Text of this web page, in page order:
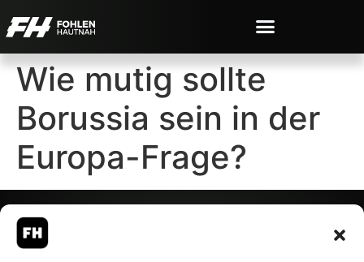
Wie mutig sollte
Borussia sein in der
Europa-Frage?